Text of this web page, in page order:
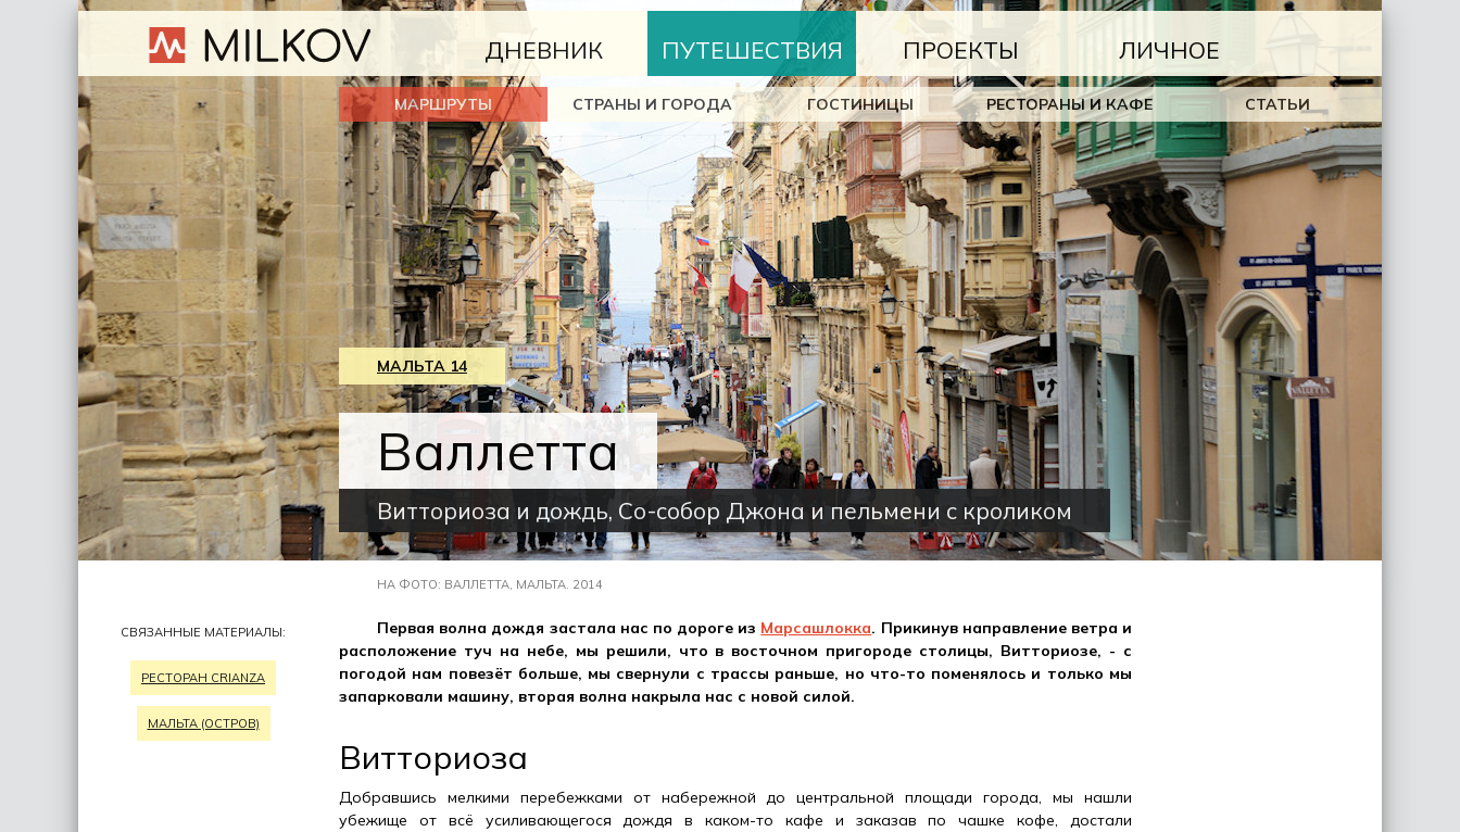
ДНЕВНИК ПУТЕШЕСТВИЯ
МАРШРУТЫ СТРАНЫ И ГОРОДА ГОСТИНИЦЫ РЕСТОРАНЫ И КАФЕ СТАТЬИ
ПРОЕКТЫ ЛИЧНОЕ
МАЛЬТА 14
Валлетта
Витториоза и дождь, Со-собор Джона и пельмени с кроликом
НА ФОТО: ВАЛЛЕТТА, МАЛЬТА. 2014
СВЯЗАННЫЕ МАТЕРИАЛЫ:
РЕСТОРАН CRIANZA
МАЛЬТА (ОСТРОВ)
Первая волна дождя застала нас по дороге из Марсашлокка. Прикинув направление ветра и
расположение туч на небе, мы решили, что в восточном пригороде столицы, Витториозе, - с
погодой нам повезёт больше, мы свернули с трассы раньше, но что-то поменялось и только мы
запарковали машину, вторая волна накрыла нас с новой силой.
Витториоза
Добравшись мелкими перебежками от набережной до центральной площади города, мы нашли
убежище от всё усиливающегося дождя в каком-то кафе и заказав по чашке кофе, достали